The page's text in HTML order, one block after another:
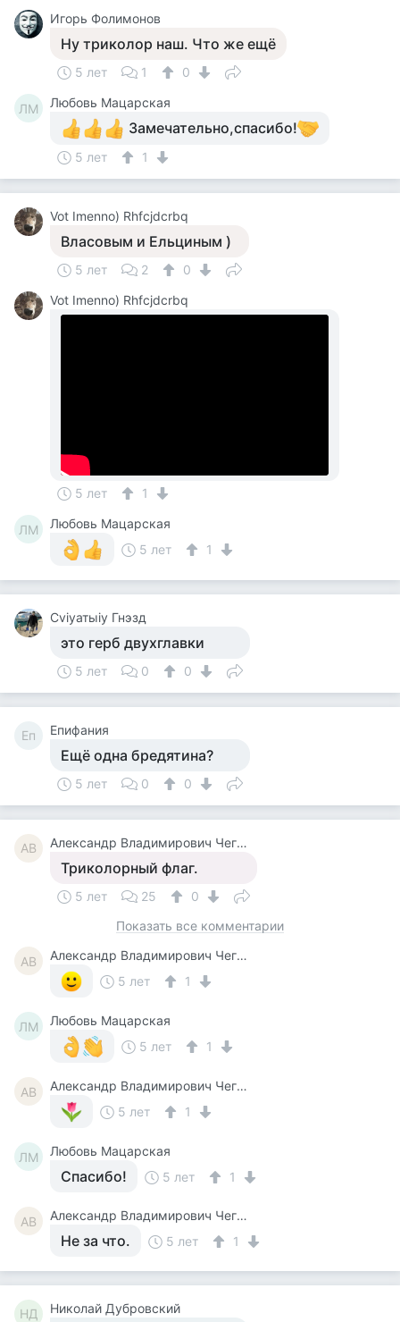
Игорь Фолимонов
Ну триколор наш. Что же ещё
5 лет 1 0
ЛМ Любовь Мацарская
Замечательно,спасибо!
5 лет 1
Vot Imenno) Rhfcjdcrbq
Власовым и Ельциным )
5 лет 2
0
Vot Imenno) Rhfcjdcrbq
5 лет 1
ЛМ
Любовь Мацарская
5 лет
1
Cviyатыiy Гнэзд
это герб двухглавки
5 лет 0 0
Еп Епифания
Ещё одна бредятина?
5 лет 0 0
АВ Александр Владимирович Чегодаев
Триколорный флаг.
5 лет 25
0
Показать все комментарии
АВ
Александр Владимирович Чегодаев
5 лет
1
ЛМ
Любовь Мацарская
5 лет
1
АВ
Александр Владимирович Чегодаев
5 лет
1
ЛМ Любовь Мацарская
Спасибо! 5 лет 1
АВ Александр Владимирович Чегодаев
Не за что. 5 лет 1
НД Николай Дубровский